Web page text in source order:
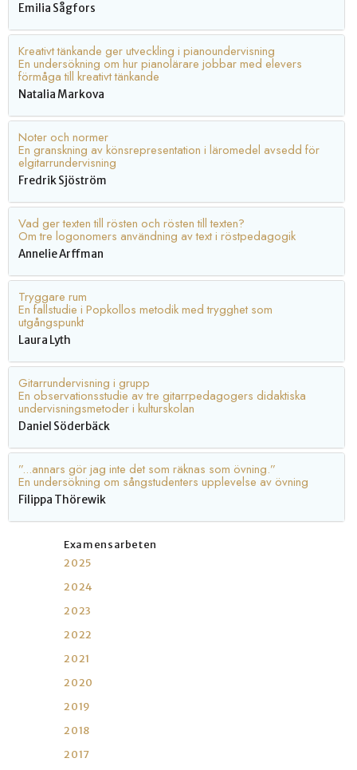
Emilia Sågfors
Kreativt tänkande ger utveckling i pianoundervisning
En undersökning om hur pianolärare jobbar med elevers
förmåga till kreativt tänkande
Natalia Markova
Noter och normer
En granskning av könsrepresentation i läromedel avsedd för
elgitarrundervisning
Fredrik Sjöström
Vad ger texten till rösten och rösten till texten?
Om tre logonomers användning av text i röstpedagogik
Annelie Arffman
Tryggare rum
En fallstudie i Popkollos metodik med trygghet som
utgångspunkt
Laura Lyth
Gitarrundervisning i grupp
En observationsstudie av tre gitarrpedagogers didaktiska
undervisningsmetoder i kulturskolan
Daniel Söderbäck
”...annars gör jag inte det som räknas som övning.”
En undersökning om sångstudenters upplevelse av övning
Filippa Thörewik
Examensarbeten
2025
2024
2023
2022
2021
2020
2019
2018
2017